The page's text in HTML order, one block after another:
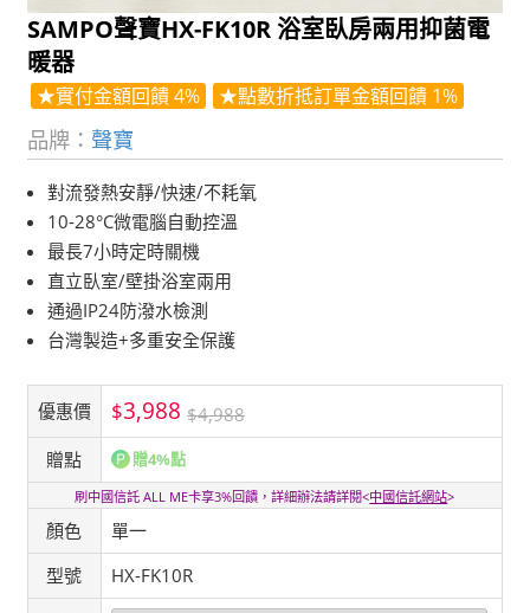
SAMPO聲寶HX-FK10R 浴室臥房兩用抑菌電
暖器
★實付金額回饋 4% ★點數折抵訂單金額回饋 1%
品牌： 聲寶
對流發熱安靜/快速/不耗氧
10-28°C微電腦自動控溫
最長7小時定時關機
直立臥室/壁掛浴室兩用
通過IP24防潑水檢測
台灣製造+多重安全保護
優惠價 $3,988 $4,988
贈點
贈4%點
刷中國信託 ALL ME卡享3%回饋，詳細辦法請詳閱<中國信託網站>
顏色
單一
型號
HX-FK10R